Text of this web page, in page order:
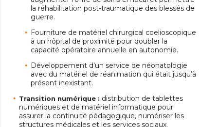
la réhabilitation post-traumatique des blessés de
guerre.
Fourniture de matériel chirurgical coelioscopique
à un hôpital de proximité pour doubler la
capacité opératoire annuelle en autonomie.
Développement d’un service de néonatologie
avec du matériel de réanimation qui était jusqu’à
présent inexistant.
Transition numérique : distribution de tablettes
numériques et de matériel informatique pour
assurer la continuité pédagogique, numériser les
structures médicales et les services sociaux.